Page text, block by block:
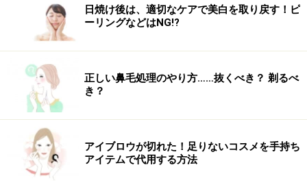
エクストラダメージケア トリートメントコンディショナー
お手軽で高品質のコンディショナーで、毎日トリートメ
ントしたような心地よい手触りに
「私自身、短い毛や髪のパサつきは普段それほど感じな
いのですが、これを使うとよりまとまりやすくなるので
気に入っています」（山本さん）濃密補修プロビタミン
処方で切れ毛、枝毛などひどく傷んだ髪を修復。なめら
かな髪が長時間続く。エクストラダメージケア トリー
トメントコンディショナー 400g／パンテーン
日焼け後は、適切なケアで美白を取り戻す！ピ
ーリングなどはNG!?
正しい鼻毛処理のやり方……抜くべき？ 剃るべ
き？
アイブロウが切れた！足りないコスメを手持ち
アイテムで代用する方法